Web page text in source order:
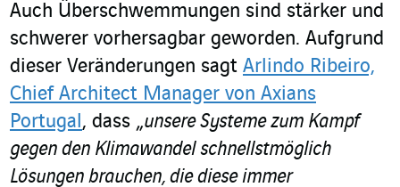
Auch Überschwemmungen sind stärker und
schwerer vorhersagbar geworden. Aufgrund
dieser Veränderungen sagt Arlindo Ribeiro,
Chief Architect Manager von Axians
Portugal, dass „unsere Systeme zum Kampf
gegen den Klimawandel schnellstmöglich
Lösungen brauchen, die diese immer